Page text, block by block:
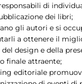
di
dei libri;
gli autori e si
a ottenere il
design e della
finale attraente;
editoriale